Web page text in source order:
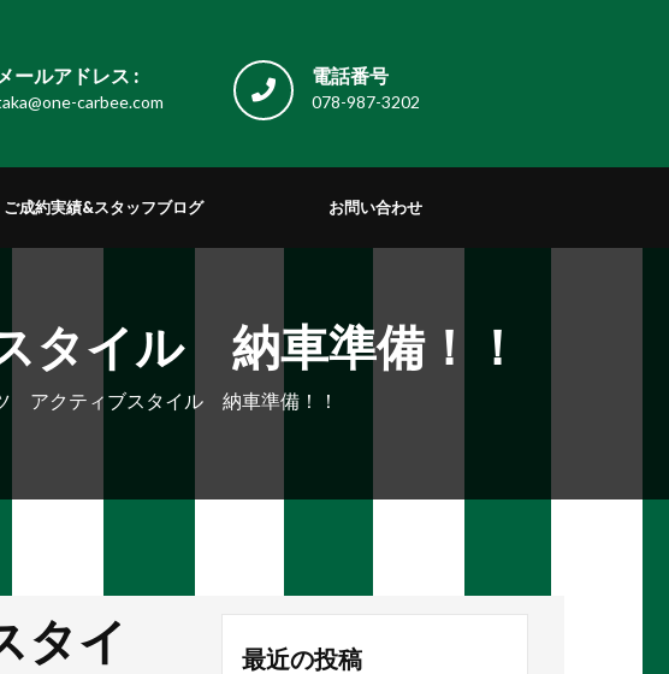
メールアドレス :
carbee.com
電話番号
078-987-3202
ご成約実績&スタッフブログ お問い合わせ
タイル 納車準備！！
アクティブスタイル 納車準備！！
タイ
最近の投稿